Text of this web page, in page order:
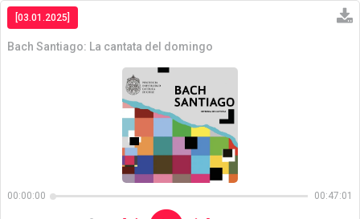
[03.01.2025]
Bach Santiago: La cantata del domingo
00:00:00 00:47:01